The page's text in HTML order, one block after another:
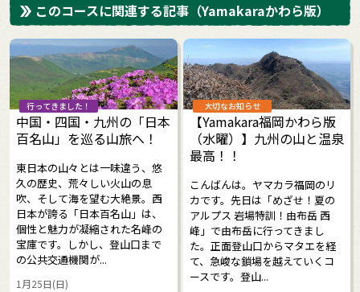
このコースに関連する記事 （Yamakaraかわら版）
行ってきました！
中国・四国・九州の「日本
百名山」を巡る山旅へ！
東日本の山々とは一味違う、悠
久の歴史、荒々しい火山の息
吹、そして海を望む大絶景。西
日本が誇る「日本百名山」は、
個性と魅力が凝縮された名峰の
宝庫です。しかし、登山口まで
の公共交通機関が...
1月25日(日)
大切なお知らせ
【Yamakara福岡かわら版
（水曜）】九州の山と温泉
最高！！
こんばんは。ヤマカラ福岡のリ
カです。先日は「めざせ！夏の
アルプス 岩場特訓！由布岳 西
峰」で由布岳に行ってきまし
た。正面登山口からマタエを経
て、急峻な鎖場を越えていくコ
ースです。登山...